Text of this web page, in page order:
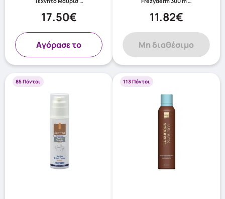
17.50€
Aγόρασε το
11.82€
Μη διαθέσιμο
85 Πόντοι 113 Πόντοι